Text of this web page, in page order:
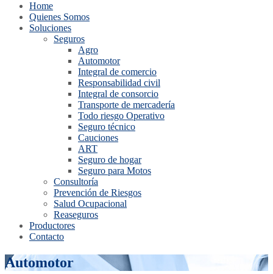
Home
Quienes Somos
Soluciones
Seguros
Agro
Automotor
Integral de comercio
Responsabilidad civil
Integral de consorcio
Transporte de mercadería
Todo riesgo Operativo
Seguro técnico
Cauciones
ART
Seguro de hogar
Seguro para Motos
Consultoría
Prevención de Riesgos
Salud Ocupacional
Reaseguros
Productores
Contacto
Automotor